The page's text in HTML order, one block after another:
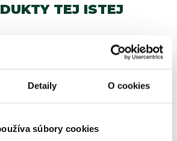
Detaily O cookies
súbory cookies
TEJ ISTEJ
Akcia -40%